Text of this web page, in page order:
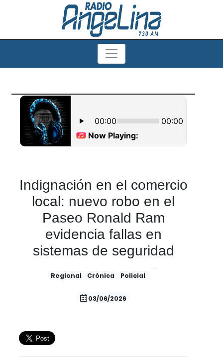
Indignación en el comercio
local: nuevo robo en el
Paseo Ronald Ram
evidencia fallas en
sistemas de seguridad
Regional Crónica Policial
03/06/2026